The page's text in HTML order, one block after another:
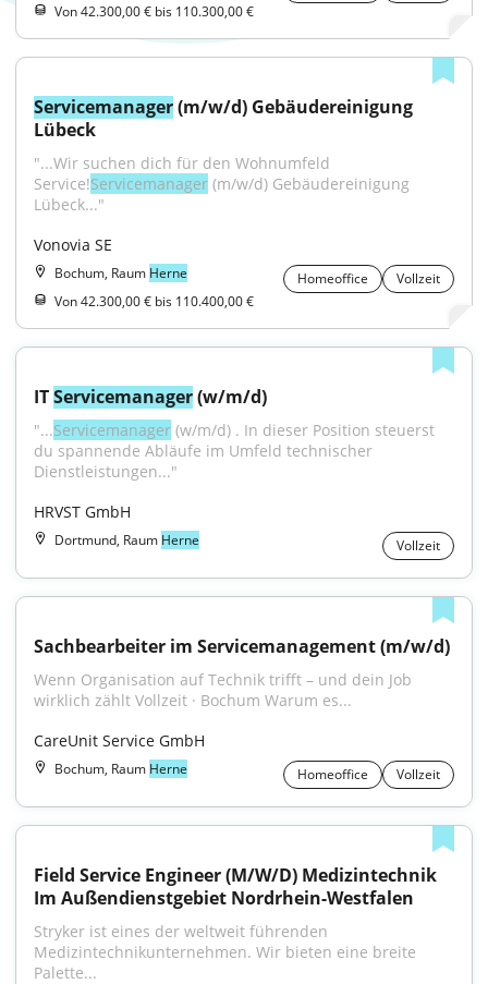
Von 42.300,00 € bis 110.300,00 €
Servicemanager (m/w/d) Gebäudereinigung
Lübeck
"...Wir suchen dich für den Wohnumfeld
Service!Servicemanager (m/w/d) Gebäudereinigung
Lübeck..."
Vonovia SE
Bochum, Raum Herne Homeoffice
Vollzeit
Von 42.300,00 € bis 110.400,00 €
IT Servicemanager (w/m/d)
"...Servicemanager (w/m/d) . In dieser Position steuerst
du spannende Abläufe im Umfeld technischer
Dienstleistungen..."
HRVST GmbH
Dortmund, Raum Herne Vollzeit
Sachbearbeiter im Servicemanagement (m/w/d)
Wenn Organisation auf Technik trifft – und dein Job
wirklich zählt Vollzeit · Bochum Warum es...
CareUnit Service GmbH
Bochum, Raum Herne Homeoffice Vollzeit
Field Service Engineer (M/W/D) Medizintechnik
Im Außendienstgebiet Nordrhein-Westfalen
Stryker ist eines der weltweit führenden
Medizintechnikunternehmen. Wir bieten eine breite
Palette...